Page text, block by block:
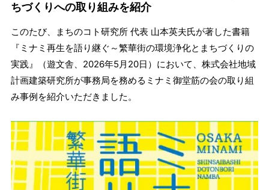
ちづくりへの取り組みを紹介
このたび、まちのコト研究所 代表 山本英夫氏が著した書籍
『ミナミ再生を語り継ぐ～繁華街の環境浄化とまちづくりの
実践』（遊文舎、2026年5月20日）において、 株式会社地域
計画建築研究所が事務局を務めるミナミ御堂筋の会の取り組
み事例を紹介いただきました。